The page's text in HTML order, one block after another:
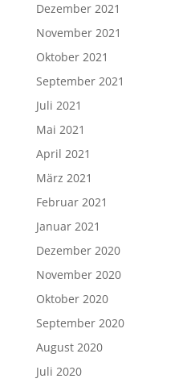
Dezember 2021
November 2021
Oktober 2021
September 2021
Juli 2021
Mai 2021
April 2021
März 2021
Februar 2021
Januar 2021
Dezember 2020
November 2020
Oktober 2020
September 2020
August 2020
Juli 2020